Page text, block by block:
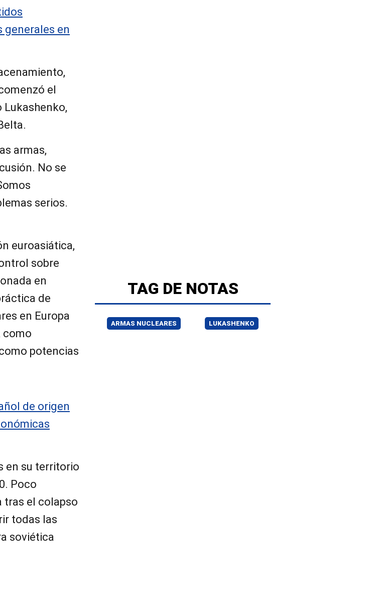
generales en
el
Lukashenko,
armas,
No se
serios.
euroasiática,
sobre
en
de
en Europa
como
potencias
de origen
en su territorio
Poco
tras el colapso
todas las
soviética
TAG DE NOTAS
ARMAS NUCLEARES LUKASHENKO